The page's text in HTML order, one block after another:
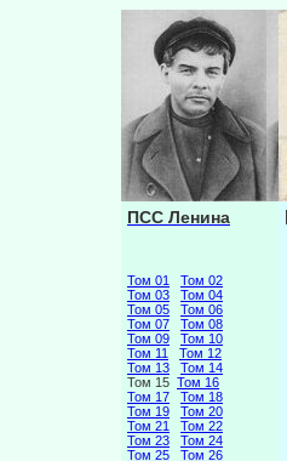
ПСС Ленина
Том 01
Том 02
Том 03
Том 04
Том 05
Том 06
Том 07
Том 08
Том 09
Том 10
Том 11
Том 12
Том 13
Том 14
Том 15 Том 16
Том 17
Том 18
Том 19
Том 20
Том 21
Том 22
Том 23
Том 24
Том 25
Том 26